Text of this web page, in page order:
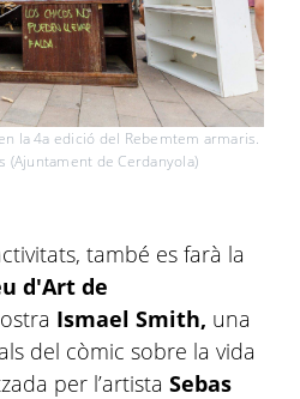
la 4a edició del Rebemtem armaris.
(Ajuntament de Cerdanyola)
també es farà la
d'Art de
Ismael Smith, una
del còmic sobre la vida
per l’artista Sebas